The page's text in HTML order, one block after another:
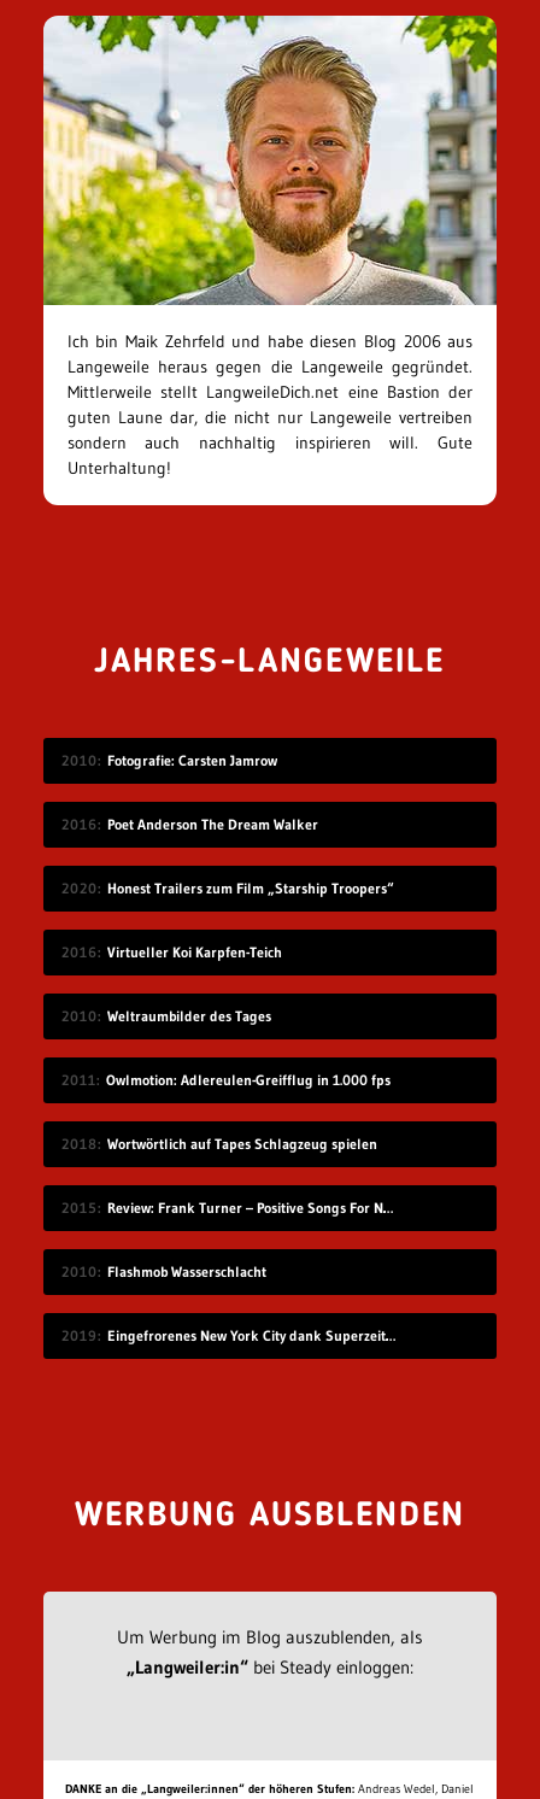
Ich bin Maik Zehrfeld und habe diesen Blog 2006 aus
Langeweile heraus gegen die Langeweile gegründet.
Mittlerweile stellt LangweileDich.net eine Bastion der
guten Laune dar, die nicht nur Langeweile vertreiben
sondern auch nachhaltig inspirieren will. Gute
Unterhaltung!
JAHRES-LANGEWEILE
2010 Fotografie: Carsten Jamrow
2016 Poet Anderson The Dream Walker
2020 Honest Trailers zum Film „Starship Troopers“
2016 Virtueller Koi Karpfen-Teich
2010 Weltraumbilder des Tages
2011 Owlmotion: Adlereulen-Greifflug in 1.000 fps
2018 Wortwörtlich auf Tapes Schlagzeug spielen
2015 Review: Frank Turner – Positive Songs For Negative People
2010 Flashmob Wasserschlacht
2019 Eingefrorenes New York City dank Superzeitlupe
WERBUNG AUSBLENDEN
Um Werbung im Blog auszublenden, als
„Langweiler:in“bei Steady einloggen:
DANKE an die „Langweiler:innen“ der höheren Stufen: Andreas Wedel, Daniel